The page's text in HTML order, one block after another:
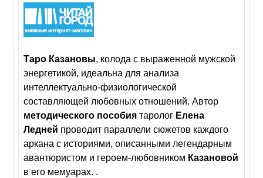
Таро Казановы, колода с выраженной мужской
энергетикой, идеальна для анализа
интеллектуально-физиологической
составляющей любовных отношений. Автор
методического пособия таролог Елена
Ледней проводит параллели сюжетов каждого
аркана с историями, описанными легендарным
авантюристом и героем-любовником Казановой
в его мемуарах. .